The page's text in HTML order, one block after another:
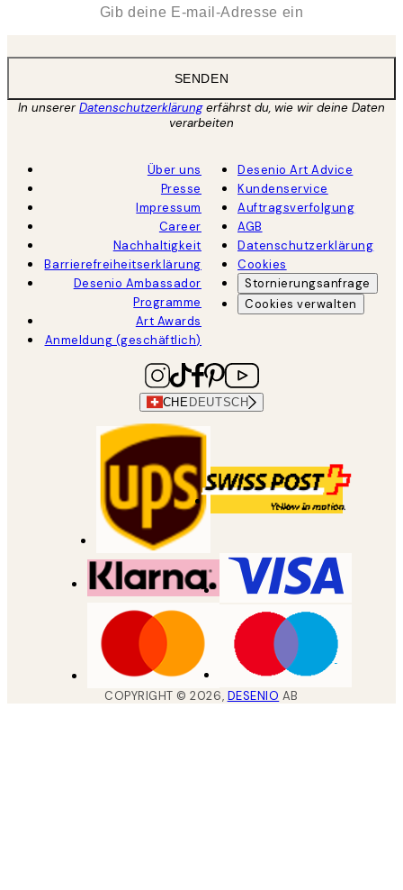
SENDEN
In unsererDatenschutzerklärungerfährst du, wie wir deine Daten
verarbeiten
Über uns
Presse
Impressum
Career
Nachhaltigkeit
Barrierefreiheitserklärung
Desenio Ambassador
Programme
Art Awards
Anmeldung (geschäftlich)
Desenio Art Advice
Kundenservice
Auftragsverfolgung
AGB
Datenschutzerklärung
Cookies
Stornierungsanfrage
Cookies verwalten
CHE DEUTSCH
COPYRIGHT ©2026, DESENIO AB